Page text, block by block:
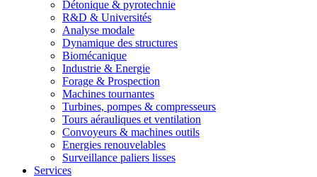
Détonique & pyrotechnie
R&D & Universités
Analyse modale
Dynamique des structures
Biomécanique
Industrie & Energie
Forage & Prospection
Machines tournantes
Turbines, pompes & compresseurs
Tours aérauliques et ventilation
Convoyeurs & machines outils
Energies renouvelables
Surveillance paliers lisses
Services